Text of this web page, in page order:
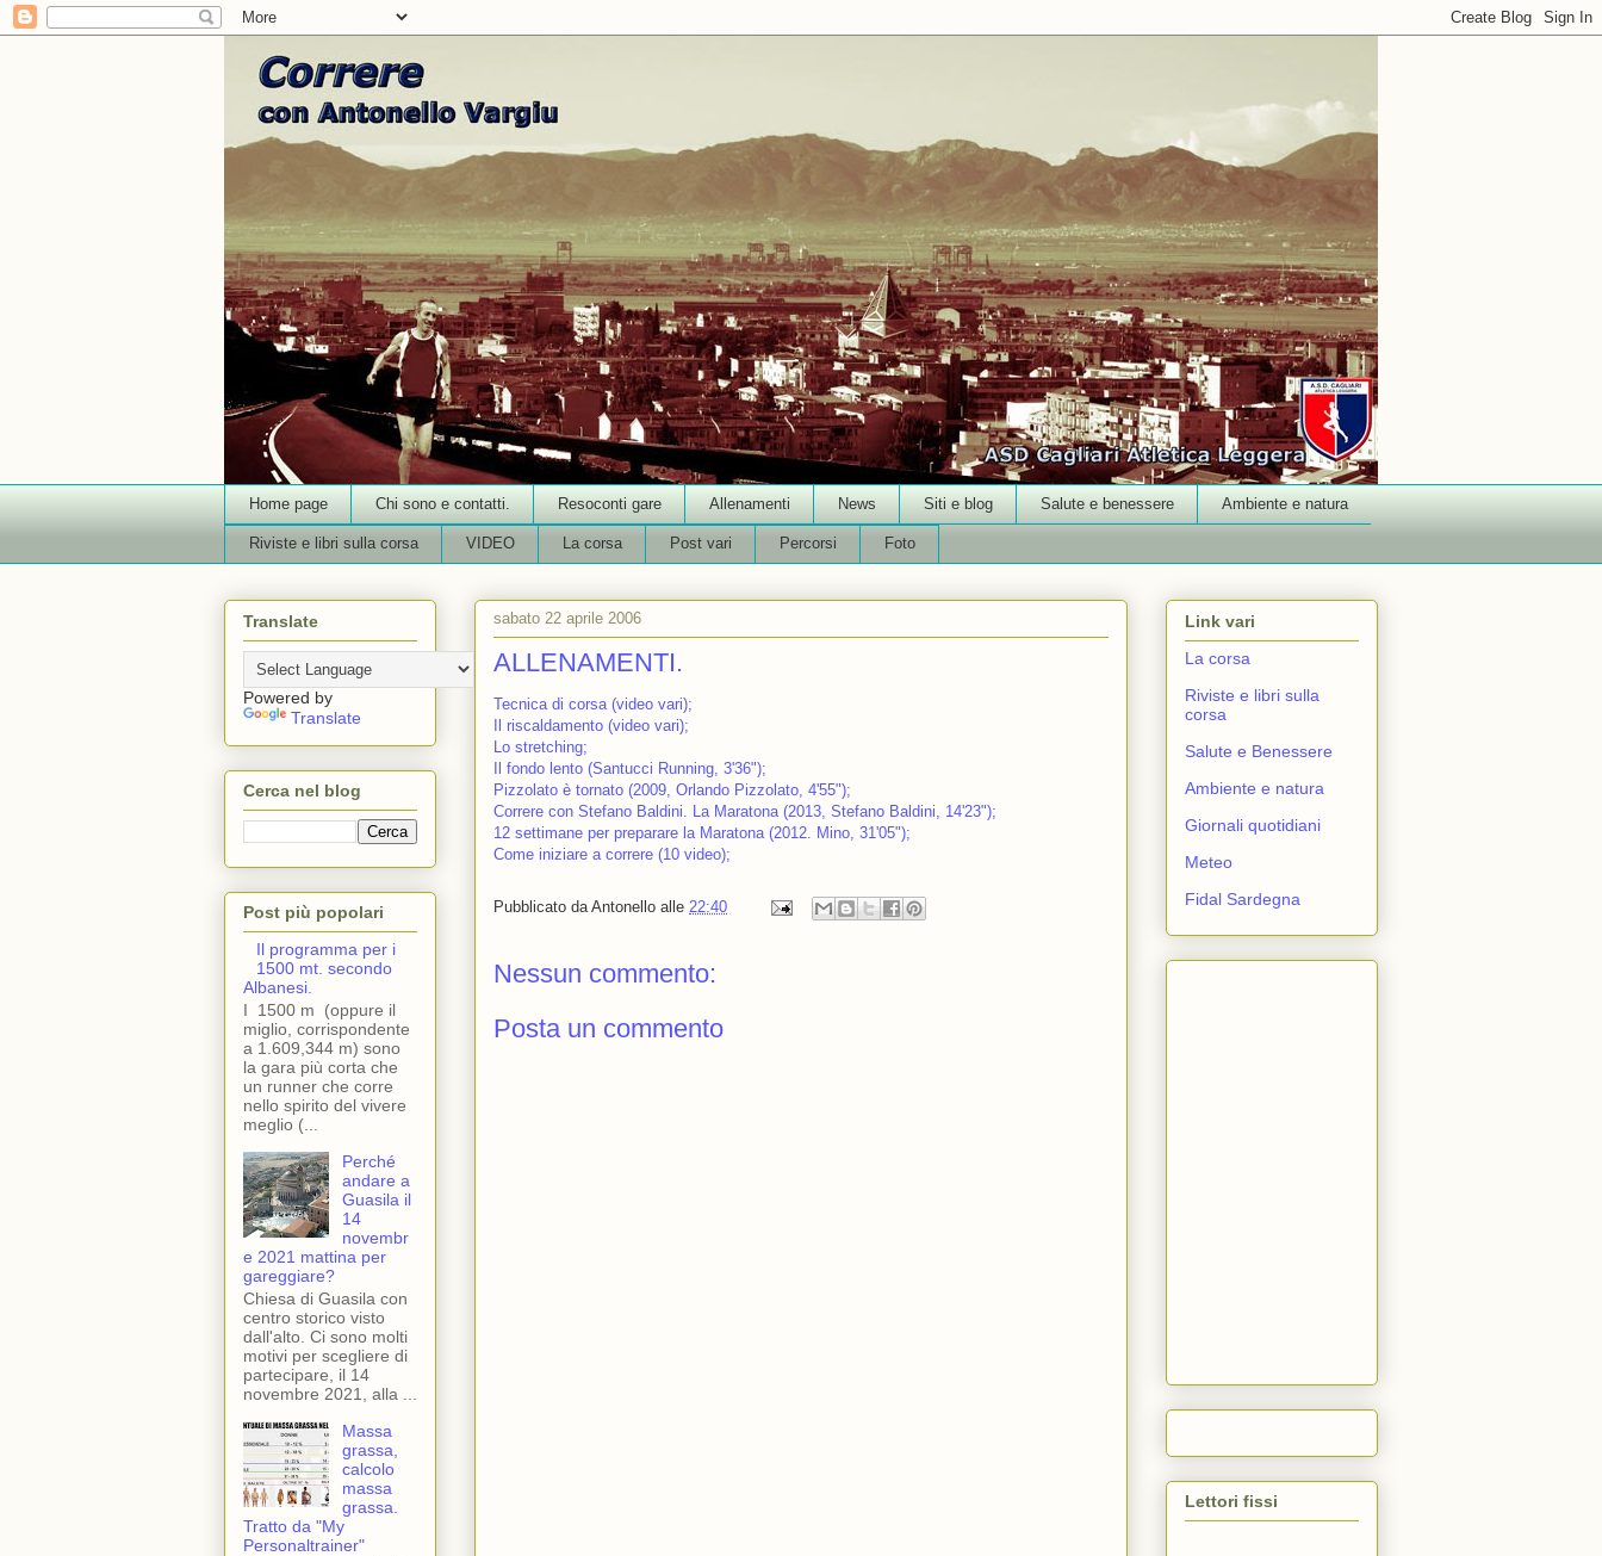
Home page Chi sono e contatti. Resoconti gare Allenamenti News Siti e blog Salute e benessere Ambiente e natura
Riviste e libri sulla corsa VIDEO La corsa Post vari Percorsi Foto
sabato 22 aprile 2006
ALLENAMENTI.
Tecnica di corsa (video vari);
Il riscaldamento (video vari);
Lo stretching;
Il fondo lento (Santucci Running, 3'36");
Pizzolato è tornato (2009, Orlando Pizzolato, 4'55");
Correre con Stefano Baldini. La Maratona (2013, Stefano Baldini, 14'23");
12 settimane per preparare la Maratona (2012. Mino, 31'05");
Come iniziare a correre (10 video);
Pubblicato daAntonello alle 22:40
Nessun commento:
Posta un commento
Translate
Powered by
Translate
Cerca nel blog
Post più popolari
Il programma per i
1500 mt. secondo
Albanesi.
I 1500 m (oppure il
miglio, corrispondente
a 1.609,344 m) sono
la gara più corta che
un runner che corre
nello spirito del vivere
meglio (...
Perché
andare a
Guasila il
14
novembr
e 2021 mattina per
gareggiare?
Chiesa di Guasila con
centro storico visto
dall'alto. Ci sono molti
motivi per scegliere di
partecipare, il 14
novembre 2021, alla ...
Massa
grassa,
calcolo
massa
grassa.
Tratto da "My
Personaltrainer"
Link vari
La corsa
Riviste e libri sulla
corsa
Salute e Benessere
Ambiente e natura
Giornali quotidiani
Meteo
Fidal Sardegna
Lettori fissi